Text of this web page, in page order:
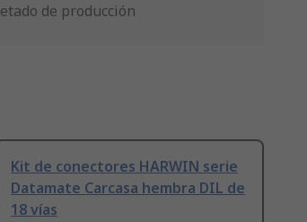
de producción
Kit de conectores HARWIN serie
Datamate Carcasa hembra DIL de
18 vías